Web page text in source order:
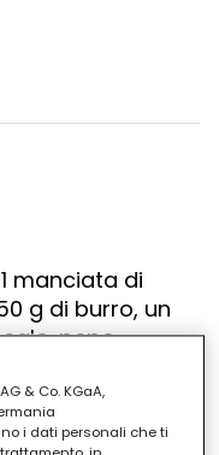
manciata di
g di burro, un
pepe
e tenerli da parte.
& Co. KGaA,
i dati personali che ti